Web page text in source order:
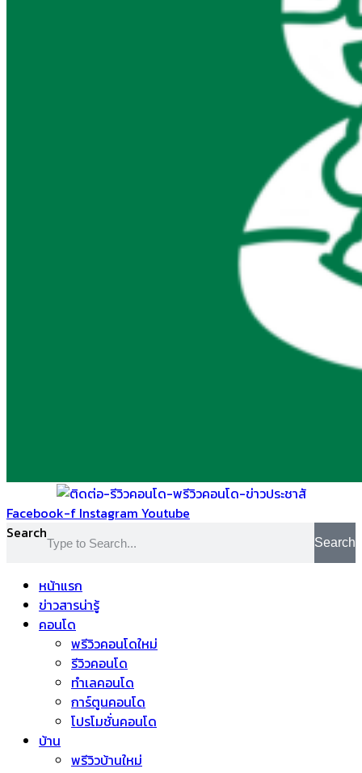
Facebook-f Instagram Youtube
Search
Search
หน้าแรก
ข่าวสารน่ารู้
คอนโด
พรีวิวคอนโดใหม่
รีวิวคอนโด
ทำเลคอนโด
การ์ตูนคอนโด
โปรโมชั่นคอนโด
บ้าน
พรีวิวบ้านใหม่